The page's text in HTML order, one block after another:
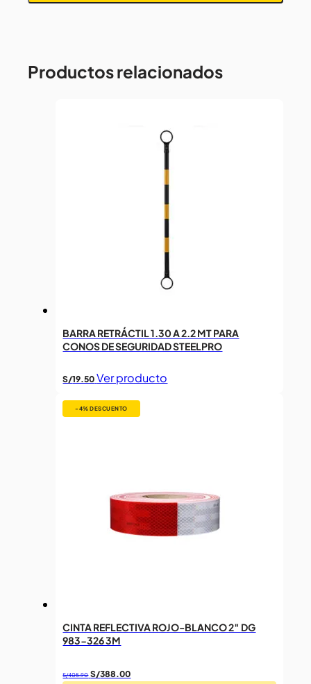
Productos relacionados
BARRA RETRÁCTIL 1.30 A 2.2 MT PARA
CONOS DE SEGURIDAD STEELPRO
S/19.50 Ver producto
-4%
CINTA REFLECTIVA ROJO-BLANCO 2″ DG
983-326 3M
S/405.90 El
S/388.00El